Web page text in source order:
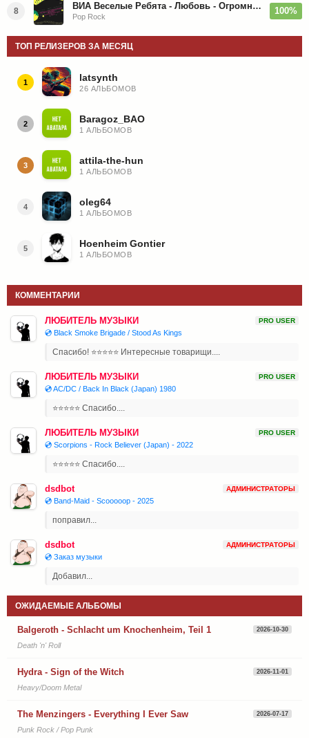
8 ВИА Веселые Ребята - Любовь - Огромная Страна - 1974/2026
Pop Rock
100%
ТОП РЕЛИЗЕРОВ ЗА МЕСЯЦ
1 latsynth
26 АЛЬБОМОВ
2 Baragoz_BAO
1 АЛЬБОМОВ
3 attila-the-hun
1 АЛЬБОМОВ
4 oleg64
1 АЛЬБОМОВ
5 Hoenheim Gontier
1 АЛЬБОМОВ
КОММЕНТАРИИ
ЛЮБИТЕЛЬ МУЗЫКИ PRO USER
💿 Black Smoke Brigade / Stood As Kings
Спасибо! ⭐⭐⭐⭐⭐ Интересные товарищи....
ЛЮБИТЕЛЬ МУЗЫКИ PRO USER
💿 AC/DC / Back In Black (Japan) 1980
⭐⭐⭐⭐⭐ Спасибо....
ЛЮБИТЕЛЬ МУЗЫКИ PRO USER
💿 Scorpions - Rock Believer (Japan) - 2022
⭐⭐⭐⭐⭐ Спасибо....
dsdbot АДМИНИСТРАТОРЫ
💿 Band-Maid - Scooooop - 2025
поправил...
dsdbot АДМИНИСТРАТОРЫ
💿 Заказ музыки
Добавил...
ОЖИДАЕМЫЕ АЛЬБОМЫ
Balgeroth - Schlacht um Knochenheim, Teil 1 2026-10-30
Death 'n' Roll
Hydra - Sign of the Witch 2026-11-01
Heavy/Doom Metal
The Menzingers - Everything I Ever Saw 2026-07-17
Punk Rock / Pop Punk